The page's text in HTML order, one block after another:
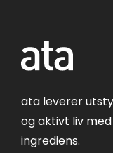
ata leverer
og aktivt liv
ingrediens.